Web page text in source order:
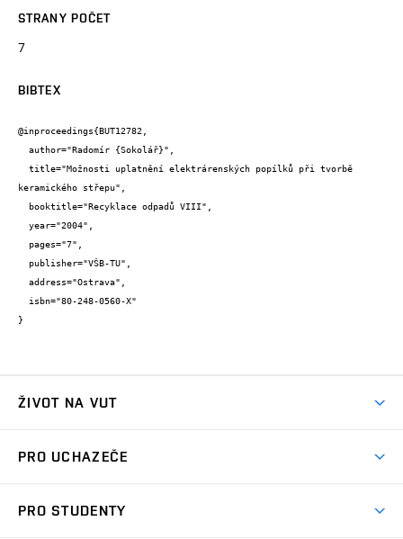
STRANY POČET
7
BIBTEX
@inproceedings{BUT12782,
keramického střepu",
}
ŽIVOT NA VUT
Koleje
PRO UCHAZEČE
PRO STUDENTY